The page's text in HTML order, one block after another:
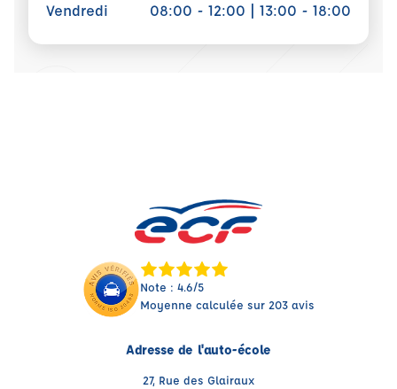
Vendredi 08:00 - 12:00 | 13:00 - 18:00
Note : 4.6/5
Moyenne calculée sur 203 avis
Adresse de l'auto-école
27, Rue des Glairaux